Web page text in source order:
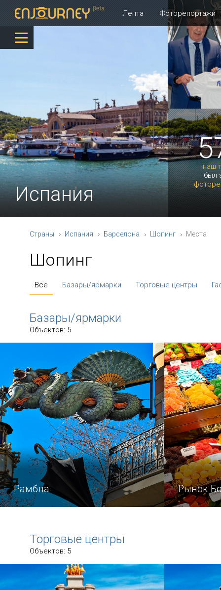
Лента Фоторепортажи
наш
был
Испания
Страны Испания Барселона Шопинг Места
Шопинг
Все Базары/ярмарки Торговые центры
Базары/ярмарки
Объектов: 5
Рамбла
образовалась в 1766 году, когда
решено было увеличить территорию
Рынок
Торговые центры
Объектов: 5